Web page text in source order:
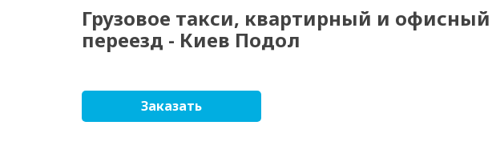
Грузовое такси, квартирный и офисный
переезд - Киев Подол
Заказать